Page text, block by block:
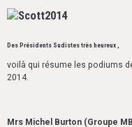
Des Présidents Sudistes très heureux
voilà qui résume les podiums
2014.
Mrs Michel Burton (Groupe